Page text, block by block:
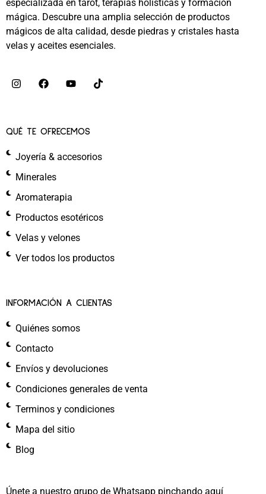
especializada en tarot, terapias holísticas y formación
mágica. Descubre una amplia selección de productos
mágicos de alta calidad, desde piedras y cristales hasta
velas y aceites esenciales.
QUÉ TE OFRECEMOS
Joyería & accesorios
Minerales
Aromaterapia
Productos esotéricos
Velas y velones
Ver todos los productos
INFORMACIÓN A CLIENTAS
Quiénes somos
Contacto
Envíos y devoluciones
Condiciones generales de venta
Terminos y condiciones
Mapa del sitio
Blog
Únete a nuestro grupo de Whatsapp pinchando aquí​